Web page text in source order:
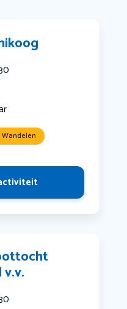
Wandelen